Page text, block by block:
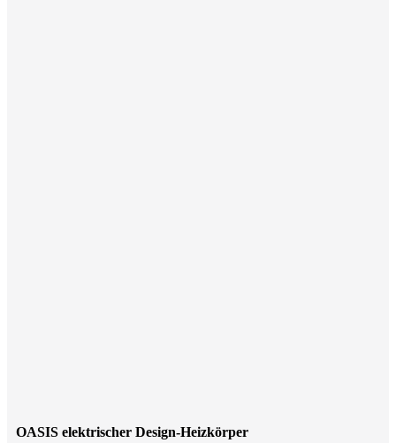
OASIS elektrischer Design-Heizkörper